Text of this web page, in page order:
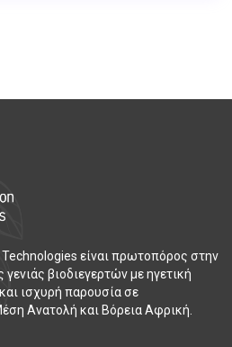
είναι πρωτοπόρος στην
βιοδιεγερτών με ηγετική
ισχυρή παρουσία σε
Ανατολή και Βόρεια Αφρική.